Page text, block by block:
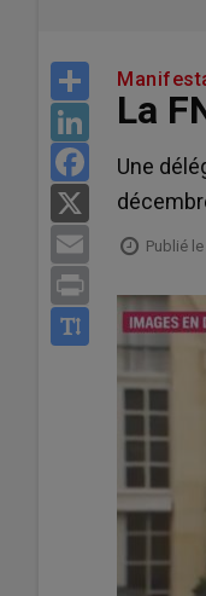
Share
LinkedIn
Facebook
Email
La
Une
Publié le